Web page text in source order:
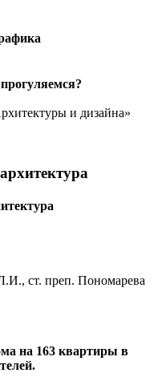
и дизайна»
ст. преп. Пономарева
на 163 квартиры в